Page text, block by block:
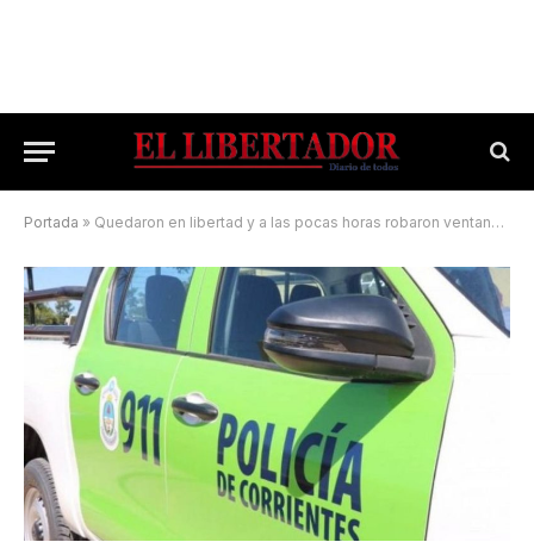
Portada » Quedaron en libertad y a las pocas horas robaron ventanales de una escuela